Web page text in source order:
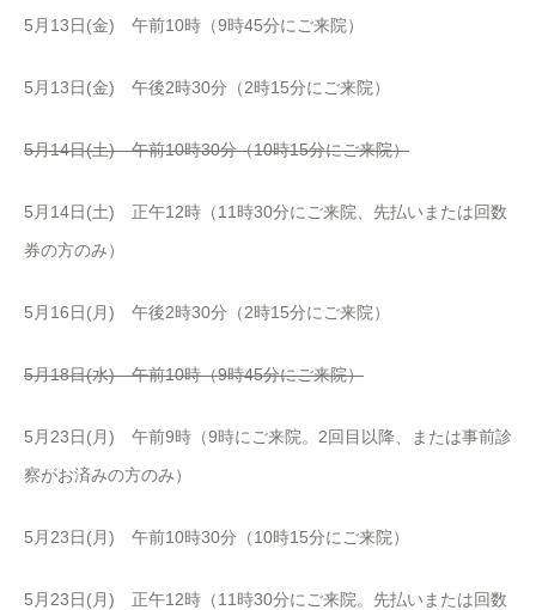
5月13日(金) 午前10時（9時45分にご来院）
5月13日(金) 午後2時30分（2時15分にご来院）
5月14日(土) 午前10時30分（10時15分にご来院）
5月14日(土) 正午12時（11時30分にご来院、先払いまたは回数
券の方のみ）
5月16日(月) 午後2時30分（2時15分にご来院）
5月18日(水) 午前10時（9時45分にご来院）
5月23日(月) 午前9時（9時にご来院。2回目以降、または事前診
察がお済みの方のみ）
5月23日(月) 午前10時30分（10時15分にご来院）
5月23日(月) 正午12時（11時30分にご来院。先払いまたは回数